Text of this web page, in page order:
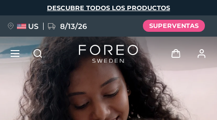
DESCUBRE TODOS LOS PRODUCTOS
US 8/13/26 SUPERVENTAS
Iniciar sesión
Perfil de usuario
NUEVO
BREAKING NEWS
Idioma